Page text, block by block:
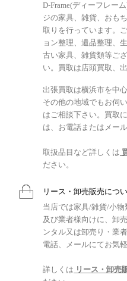
D-Frame(ディーフレー
ジの家具、雑貨、おも
取りを行っています。
ョン整理、遺品整理、
古い家具、雑貨類等ご
い。買取は店頭買取、
出張買取は横浜市を中
その他の地域でもお伺
はご相談下さい。買取
は、お電話またはメー
取扱品目など詳しくは
ださい。
リース・卸売販売につ
当店では家具/雑貨/小
及び業者様向けに、卸
ンタル又は卸売り・業
電話、メールにてお気
詳しくは リース・卸売